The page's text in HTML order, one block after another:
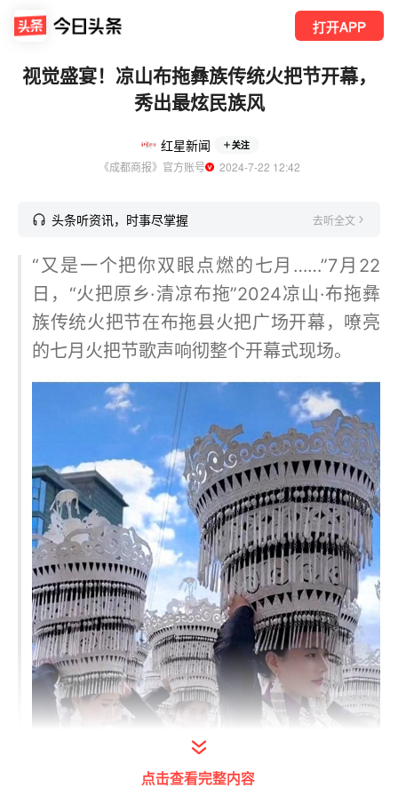
打开APP
视觉盛宴！凉山布拖彝族传统火把节开幕，
秀出最炫民族风
红星新闻 关注
《成都商报》官方账号
  2024-7-22 12:42
头条听资讯，时事尽掌握 去听全文
“又是一个把你双眼点燃的七月……”7月22
日，“火把原乡·清凉布拖”2024凉山·布拖彝
族传统火把节在布拖县火把广场开幕，嘹亮
的七月火把节歌声响彻整个开幕式现场。
点击查看完整内容